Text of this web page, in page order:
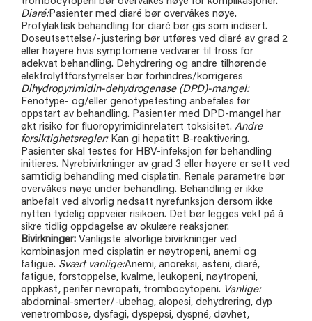
Diaré:Pasienter med diaré bør overvåkes nøye.
Profylaktisk behandling for diaré bør gis som indisert.
Doseutsettelse/-justering bør utføres ved diaré av grad 2
eller høyere hvis symptomene vedvarer til tross for
adekvat behandling. Dehydrering og andre tilhørende
elektrolyttforstyrrelser bør forhindres/korrigeres
Dihydropyrimidin-dehydrogenase (DPD)-mangel:
Fenotype- og/eller genotypetesting anbefales før
oppstart av behandling. Pasienter med DPD-mangel har
økt risiko for fluoropyrimidinrelatert toksisitet.Andre
forsiktighetsregler:Kan gi hepatitt B-reaktivering.
Pasienter skal testes for HBV-infeksjon før behandling
initieres. Nyrebivirkninger av grad 3 eller høyere er sett ved
samtidig behandling med cisplatin. Renale parametre bør
overvåkes nøye under behandling. Behandling er ikke
anbefalt ved alvorlig nedsatt nyrefunksjon dersom ikke
nytten tydelig oppveier risikoen. Det bør legges vekt på å
sikre tidlig oppdagelse av okulære reaksjoner.
Bivirkninger:Vanligste alvorlige bivirkninger ved
kombinasjon med cisplatin er nøytropeni, anemi og
fatigue. Svært vanlige:Anemi, anoreksi, asteni, diaré,
fatigue, forstoppelse, kvalme, leukopeni, nøytropeni,
oppkast, perifer nevropati, trombocytopeni. Vanlige:
abdominal-smerter/-ubehag, alopesi, dehydrering, dyp
venetrombose, dysfagi, dyspepsi, dyspné, døvhet,